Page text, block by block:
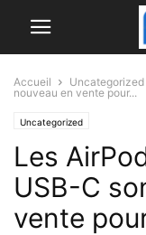
Accueil Uncategorized
nouveau en vente pour...
Uncategorized
Les
USB-C
vente